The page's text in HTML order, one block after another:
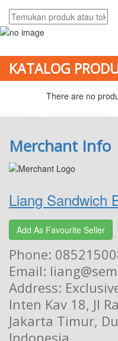
KATALOG
There are no
Merchant Info
Liang Sandwich
Add As Favourite Seller
Phone:
Email:
Address:
Inten Kav 18, Jl
Jakarta Timur,
Indonesia